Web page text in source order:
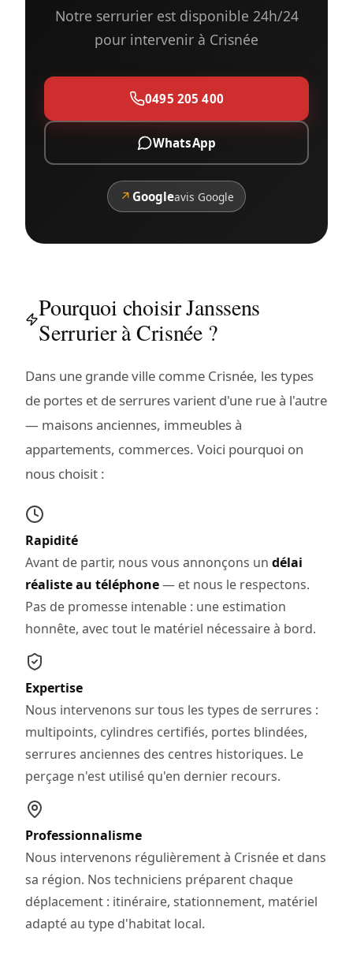
Notre serrurier est disponible 24h/24
pour intervenir à Crisnée
0495 205 400
WhatsApp
↗ Googleavis Google
Pourquoi choisir Janssens
Serrurier à Crisnée ?
Dans une grande ville comme Crisnée, les types
de portes et de serrures varient d'une rue à l'autre
— maisons anciennes, immeubles à
appartements, commerces. Voici pourquoi on
nous choisit :
Rapidité
Avant de partir, nous vous annonçons un délai
réaliste au téléphone— et nous le respectons.
Pas de promesse intenable : une estimation
honnête, avec tout le matériel nécessaire à bord.
Expertise
Nous intervenons sur tous les types de serrures :
multipoints, cylindres certifiés, portes blindées,
serrures anciennes des centres historiques. Le
perçage n'est utilisé qu'en dernier recours.
Professionnalisme
Nous intervenons régulièrement à Crisnée et dans
sa région. Nos techniciens préparent chaque
déplacement : itinéraire, stationnement, matériel
adapté au type d'habitat local.